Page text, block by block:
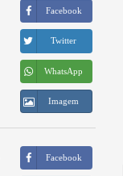
Facebook
Twitter
WhatsApp
Imagem
Facebook